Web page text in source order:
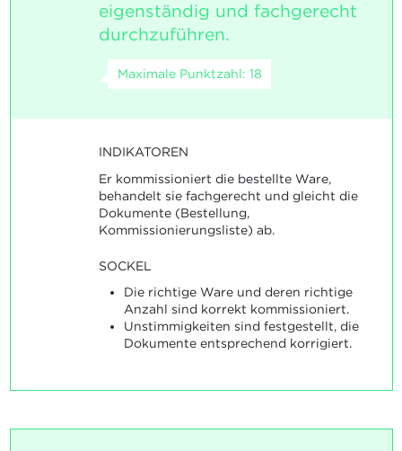
eigenständig und fachgerecht
durchzuführen.
Maximale Punktzahl: 18
INDIKATOREN
Er kommissioniert die bestellte Ware,
behandelt sie fachgerecht und gleicht die
Dokumente (Bestellung,
Kommissionierungsliste) ab.
SOCKEL
Die richtige Ware und deren richtige
Anzahl sind korrekt kommissioniert.
Unstimmigkeiten sind festgestellt, die
Dokumente entsprechend korrigiert.